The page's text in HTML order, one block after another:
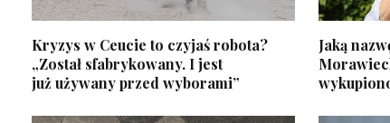
Kryzys w Ceucie to czyjaś robota?
„Został sfabrykowany. I jest
już używany przed wyborami”
Jaką